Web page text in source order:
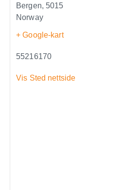
Bergen, 5015
Norway
+ Google-kart
55216170
Vis Sted nettside